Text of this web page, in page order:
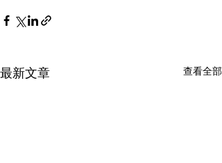
最新文章 查看全部